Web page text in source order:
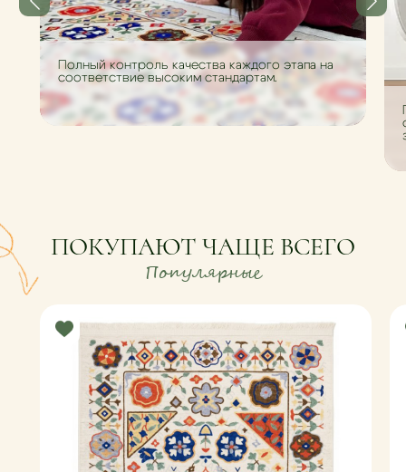
Полный контроль качества каждого этапа на
соответствие высоким стандартам.
Популярные
ПОКУПАЮТ ЧАЩЕ ВСЕГО